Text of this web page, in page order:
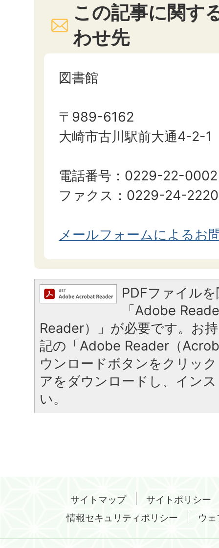
この記事に関す
わせ先
図書館
〒989-6162
大崎市古川駅前大通4-2-1
電話番号：0229-22-0002
ファクス：0229-24-2220
メールフォームによるお
PDFファイル
「Adobe
Reader）」が必要です。お
記の「Adobe Reader（
ウンロードボタンをクリッ
アをダウンロードし、イン
い。
サイトマップ
サイトポリシー
情報セキュリティポリシー
ウ